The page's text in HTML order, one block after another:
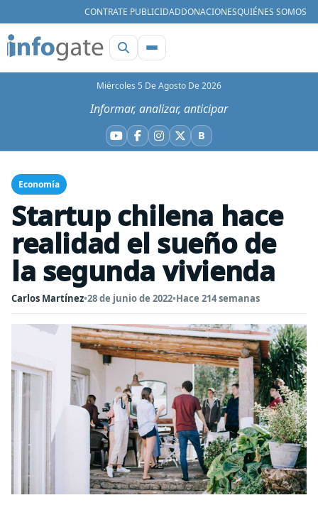
CONTRATE PUBLICIDADDONACIONESQUIÉNES SOMOS
Miércoles 5 De Agosto De 2026
Informar, analizar, anticipar
YouTube
Facebook
Instagram
X BBluesky
Economía
Startup chilena hace
realidad el sueño de
la segunda vivienda
Carlos Martínez•28 de junio de 2022•Hace 214 semanas